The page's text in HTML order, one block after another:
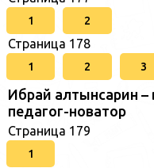
1 2
Страница 178
1 2 3
Ибрай алтынсарин
педагог-новатор
Страница 179
1